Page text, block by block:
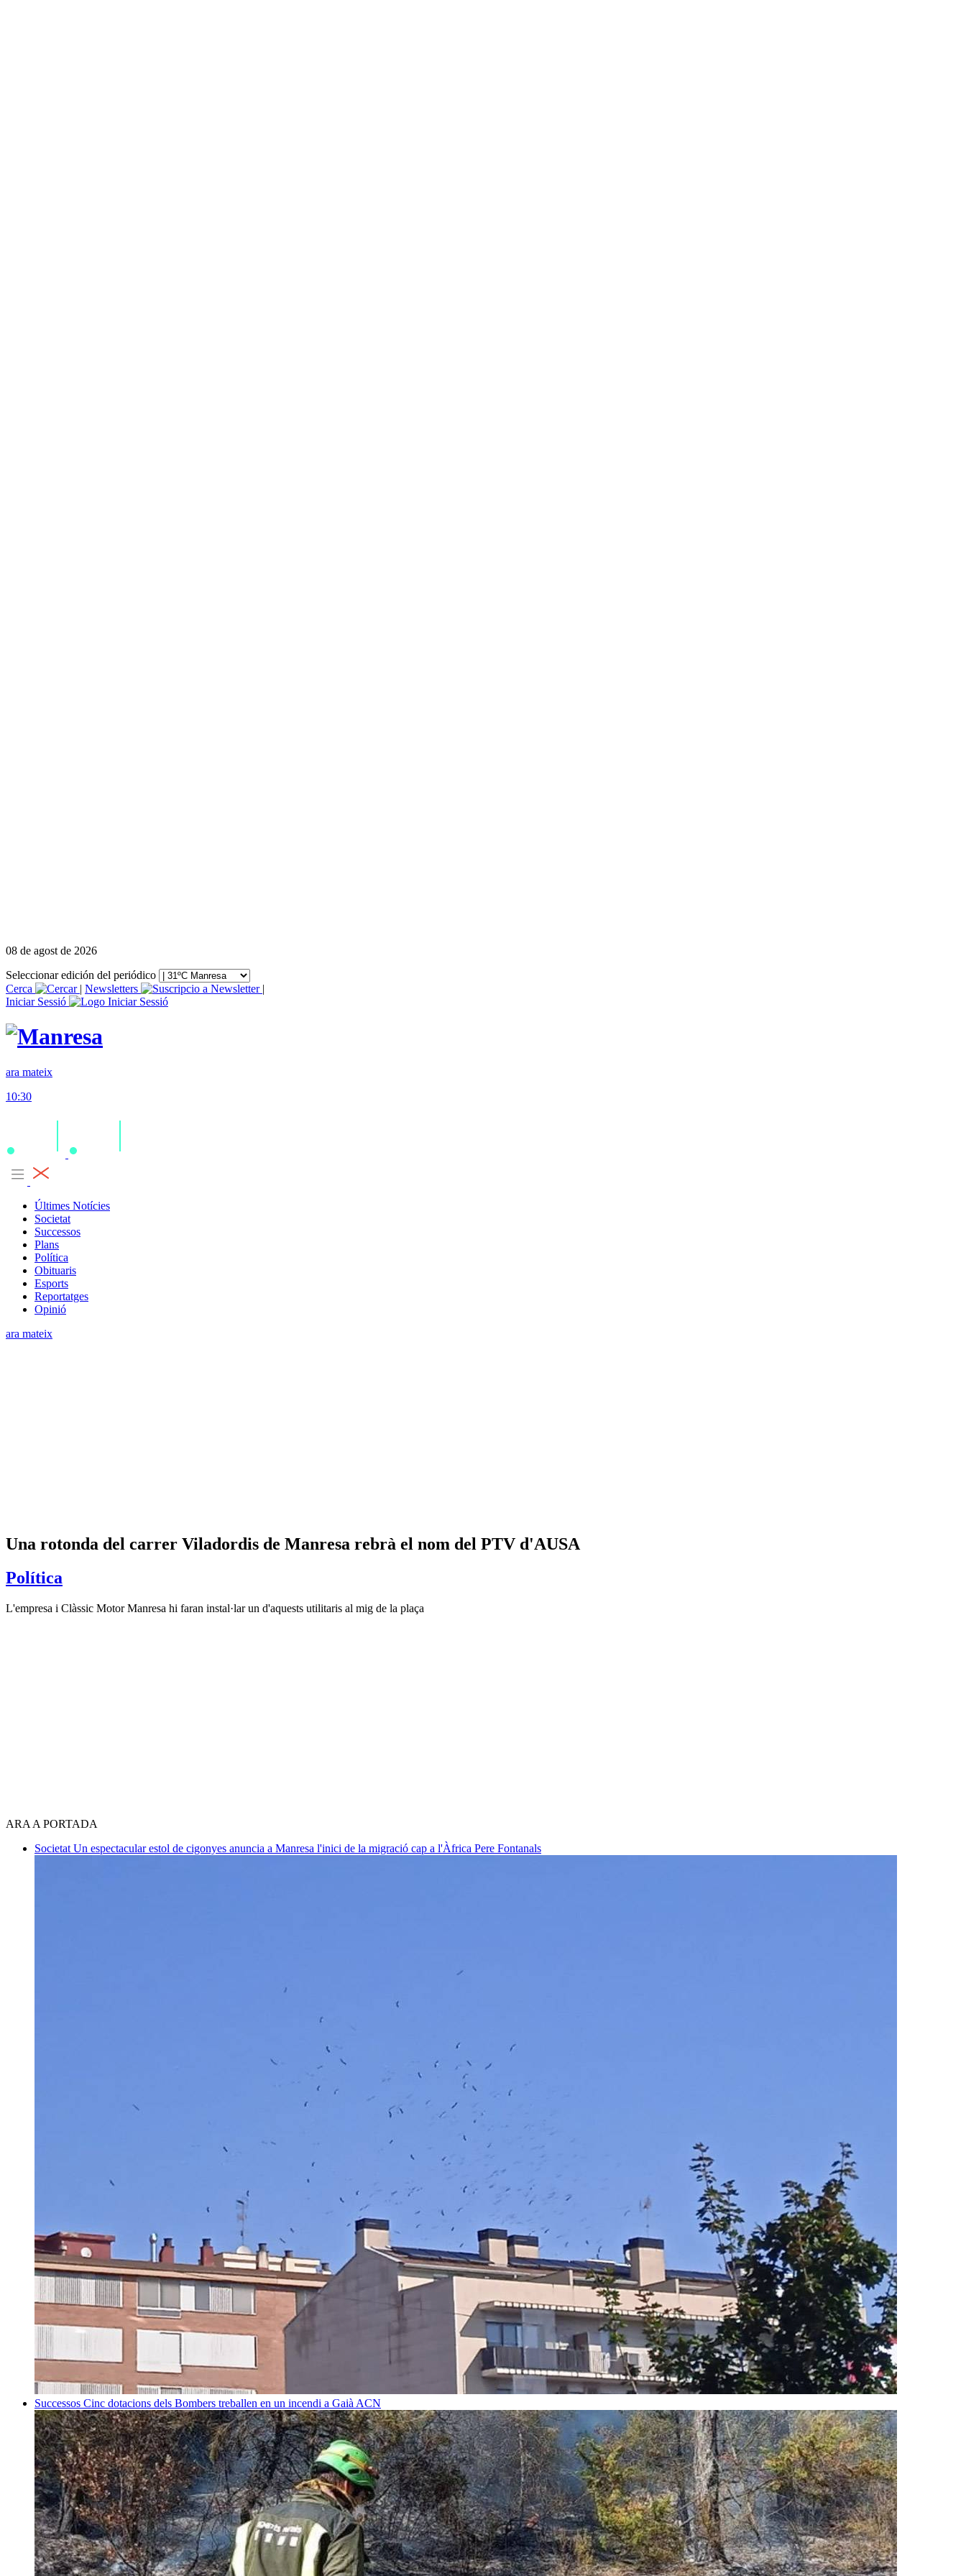
08 de agost de 2026
Seleccionar edición del periódico
Cerca
| Newsletters
|
Iniciar Sessió
ara mateix
10:30
Últimes Notícies
Societat
Successos
Plans
Política
Obituaris
Esports
Reportatges
Opinió
ara mateix
Una rotonda del carrer Viladordis de Manresa rebrà el nom del PTV d'AUSA
Política
L'empresa i Clàssic Motor Manresa hi faran instal·lar un d'aquests utilitaris al mig de la plaça
ARA A PORTADA
Societat Un espectacular estol de cigonyes anuncia a Manresa l'inici de la migració cap a l'Àfrica Pere Fontanals
Successos Cinc dotacions dels Bombers treballen en un incendi a Gaià ACN